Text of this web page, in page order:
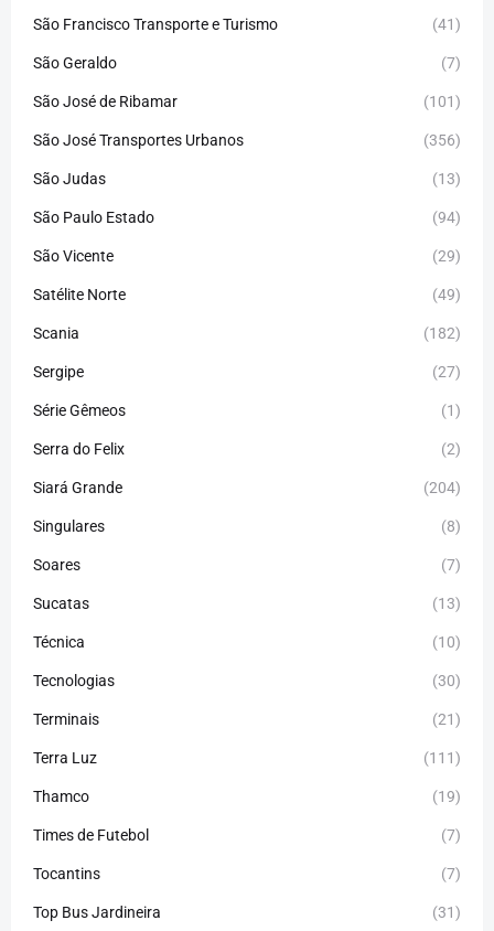
São Francisco Transporte e Turismo (41)
São Geraldo (7)
São José de Ribamar (101)
São José Transportes Urbanos (356)
São Judas (13)
São Paulo Estado (94)
São Vicente (29)
Satélite Norte (49)
Scania (182)
Sergipe (27)
Série Gêmeos (1)
Serra do Felix (2)
Siará Grande (204)
Singulares (8)
Soares (7)
Sucatas (13)
Técnica (10)
Tecnologias (30)
Terminais (21)
Terra Luz (111)
Thamco (19)
Times de Futebol (7)
Tocantins (7)
Top Bus Jardineira (31)